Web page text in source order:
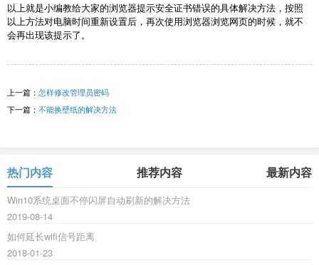
以上就是小编教给大家的浏览器提示安全证书错误的具体解决方法，按照
以上方法对电脑时间重新设置后，再次使用浏览器浏览网页的时候，就不
会再出现该提示了。
上一篇： 怎样修改管理员密码
下一篇： 不能换壁纸的解决方法
热门内容 推荐内容 最新内容
Win10系统桌面不停闪屏自动刷新的解决方法
2019-08-14
如何延长wifi信号距离
2018-01-23